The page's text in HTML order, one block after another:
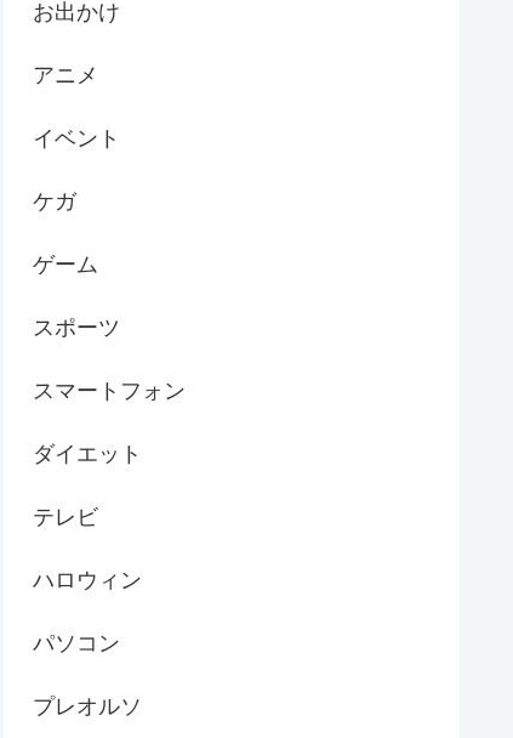
お出かけ
アニメ
イベント
ケガ
ゲーム
スポーツ
スマートフォン
ダイエット
テレビ
ハロウィン
パソコン
プレオルソ